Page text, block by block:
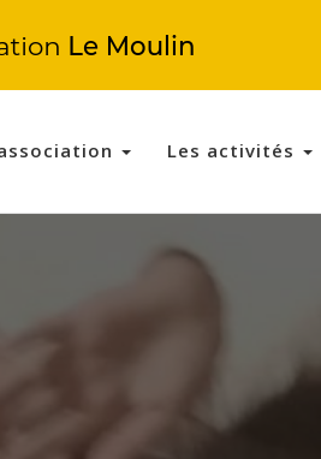
Les activités